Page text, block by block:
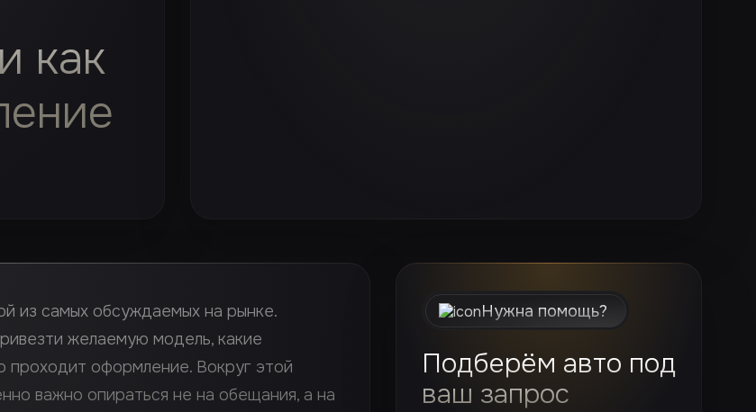
как
из самых обсуждаемых на рынке.
желаемую модель, какие
проходит оформление. Вокруг этой
важно опираться не на обещания, а на
Нужна помощь?
Подберём авто под
ваш запрос